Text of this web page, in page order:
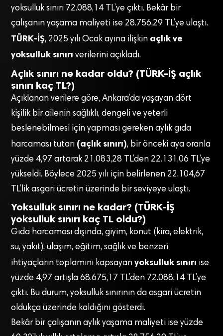
yoksulluk sınırı 72.088,14 TL’ye çıktı. Bekâr bir
çalışanın yaşama maliyeti ise 28.756,29 TL’ye ulaştı.
TÜRK-İŞ, 2025 yılı Ocak ayına ilişkin açlık ve
yoksulluk sınırı verilerini açıkladı.
Açlık sınırı ne kadar oldu? (TÜRK-İŞ açlık
sınırı kaç TL?)
Açıklanan verilere göre, Ankara’da yaşayan dört
kişilik bir ailenin sağlıklı, dengeli ve yeterli
beslenebilmesi için yapması gereken aylık gıda
harcaması tutarı (açlık sınırı), bir önceki aya oranla
yüzde 4,97 artarak 21.083,28 TL’den 22.131,06 TL’ye
yükseldi. Böylece 2025 yılı için belirlenen 22.104,67
TL’lik asgari ücretin üzerinde bir seviyeye ulaştı.
Yoksulluk sınırı ne kadar? (TÜRK-İŞ
yoksulluk sınırı kaç TL oldu?)
Gıda harcaması dışında, giyim, konut (kira, elektrik,
su, yakıt), ulaşım, eğitim, sağlık ve benzeri
ihtiyaçların toplamını kapsayanyoksulluk sınırı ise
yüzde 4,97 artışla 68.675,17 TL’den 72.088,14 TL’ye
çıktı. Bu durum, yoksulluk sınırının da asgari ücretin
oldukça üzerinde kaldığını gösterdi.
Bekâr bir çalışanın aylık yaşama maliyeti ise yüzde